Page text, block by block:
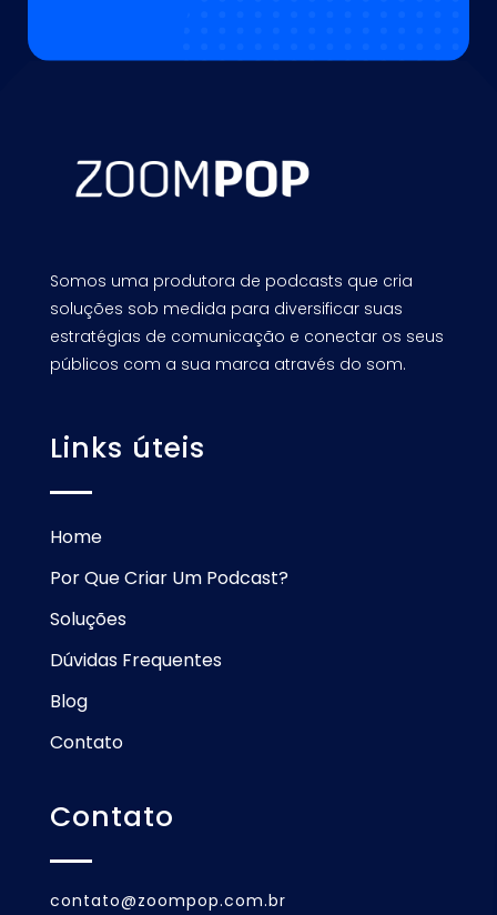
Somos uma produtora de podcasts que cria
soluções sob medida para diversificar suas
estratégias de comunicação e conectar os seus
públicos com a sua marca através do som.
Links úteis
Home
Por Que Criar Um Podcast?
Soluções
Dúvidas Frequentes
Blog
Contato
Contato
contato@zoompop.com.br